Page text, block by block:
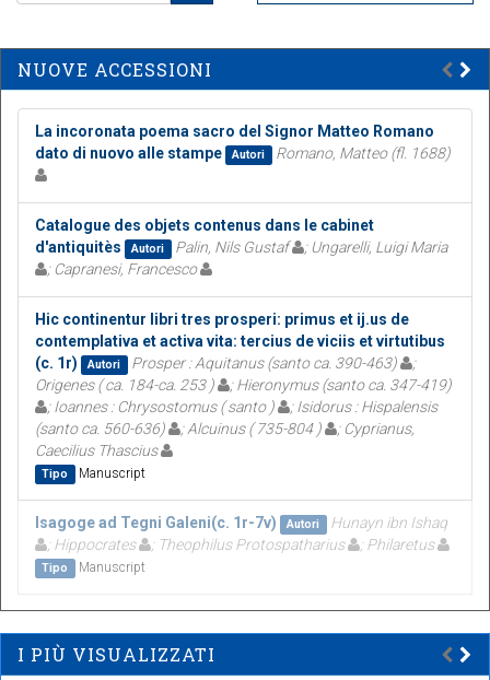
NUOVE ACCESSIONI
La incoronata poema sacro del Signor Matteo Romano
dato di nuovo alle stampe
Autori Romano, Matteo (fl. 1688)
Catalogue des objets contenus dans le cabinet
d'antiquitès
Autori Palin, Nils Gustaf
; Ungarelli, Luigi Maria
; Capranesi, Francesco
Hic continentur libri tres prosperi: primus et ij.us de
contemplativa et activa vita: tercius de viciis et virtutibus
(c. 1r)
Autori Prosper : Aquitanus (santo ca. 390-463)
;
Origenes ( ca. 184-ca. 253 )
; Hieronymus (santo ca. 347-419)
; Ioannes : Chrysostomus ( santo )
; Isidorus : Hispalensis
(santo ca. 560-636)
; Alcuinus ( 735-804 )
; Cyprianus,
Caecilius Thascius
Tipo Manuscript
Isagoge ad Tegni Galeni(c. 1r-7v) Autori
Hunayn ibn Ishaq
; Hippocrates
; Theophilus Protospatharius ; Philaretus
Tipo Manuscript
I PIÙ VISUALIZZATI